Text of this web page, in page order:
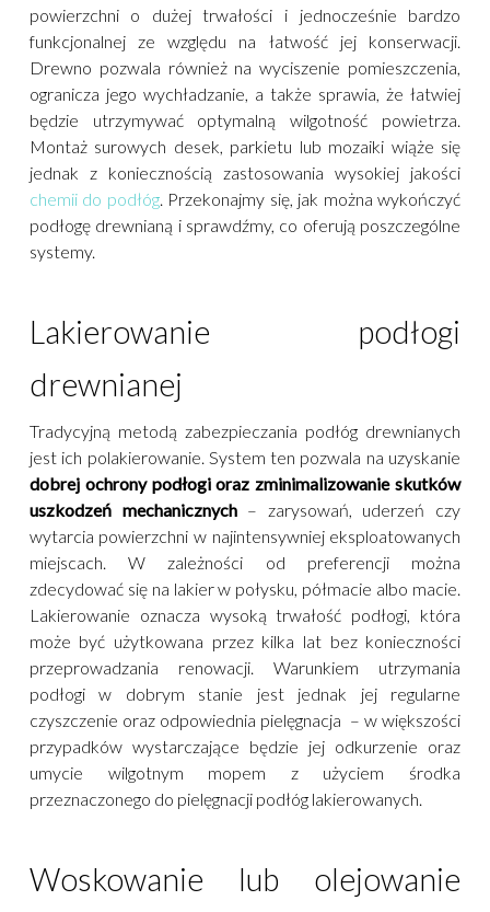
powierzchni o dużej trwałości i jednocześnie bardzo
funkcjonalnej ze względu na łatwość jej konserwacji.
Drewno pozwala również na wyciszenie pomieszczenia,
ogranicza jego wychładzanie, a także sprawia, że łatwiej
będzie utrzymywać optymalną wilgotność powietrza.
Montaż surowych desek, parkietu lub mozaiki wiąże się
jednak z koniecznością zastosowania wysokiej jakości
chemii do podłóg. Przekonajmy się, jak można wykończyć
podłogę drewnianą i sprawdźmy, co oferują poszczególne
systemy.
Lakierowanie podłogi
drewnianej
Tradycyjną metodą zabezpieczania podłóg drewnianych
jest ich polakierowanie. System ten pozwala na uzyskanie
dobrej ochrony podłogi oraz zminimalizowanie skutków
uszkodzeń mechanicznych– zarysowań, uderzeń czy
wytarcia powierzchni w najintensywniej eksploatowanych
miejscach. W zależności od preferencji można
zdecydować się na lakier w połysku, półmacie albo macie.
Lakierowanie oznacza wysoką trwałość podłogi, która
może być użytkowana przez kilka lat bez konieczności
przeprowadzania renowacji. Warunkiem utrzymania
podłogi w dobrym stanie jest jednak jej regularne
czyszczenie oraz odpowiednia pielęgnacja – w większości
przypadków wystarczające będzie jej odkurzenie oraz
umycie wilgotnym mopem z użyciem środka
przeznaczonego do pielęgnacji podłóg lakierowanych.
Woskowanie lub olejowanie